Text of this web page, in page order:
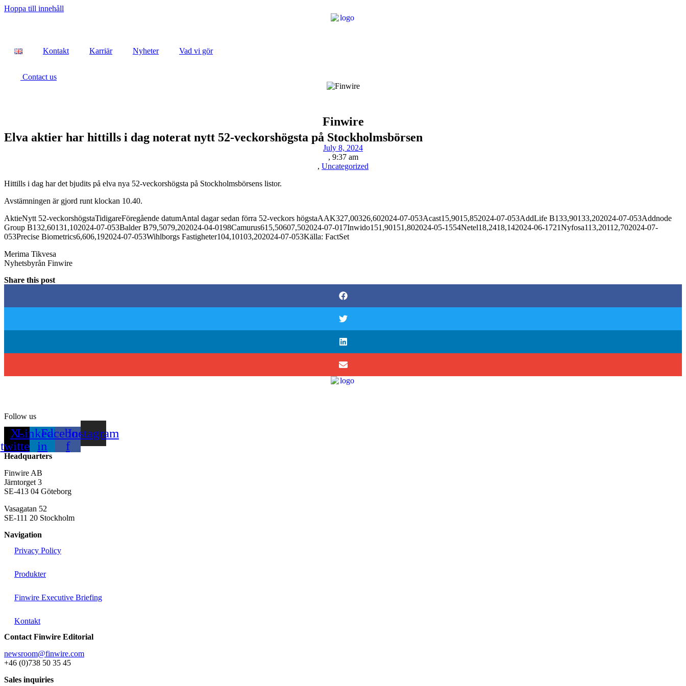
Hoppa till innehåll
Kontakt Karriär Nyheter Vad vi gör
Contact us
Finwire
Elva aktier har hittills i dag noterat nytt 52-veckorshögsta på Stockholmsbörsen
July 8, 2024
, 9:37 am
, Uncategorized
Hittills i dag har det bjudits på elva nya 52-veckorshögsta på Stockholmsbörsens listor.
Avstämningen är gjord runt klockan 10.40.
AktieNytt 52-veckorshögstaTidigareFöregående datumAntal dagar sedan förra 52-veckors högstaAAK327,00326,602024-07-053Acast15,9015,852024-07-053AddLife B133,90133,202024-07-053Addnode
Group B132,60131,102024-07-053Balder B79,5079,202024-04-0198Camurus615,50607,502024-07-017Inwido151,90151,802024-05-1554Netel18,2418,142024-06-1721Nyfosa113,20112,702024-07-
053Precise Biometrics6,606,192024-07-053Wihlborgs Fastigheter104,10103,202024-07-053Källa: FactSet
Merima Tikvesa
Nyhetsbyrån Finwire
Share this post
Follow us
X-
twitter
Linkedin-
in
Facebook-
f
Instagram
Headquarters
Finwire AB
Järntorget 3
SE-413 04 Göteborg
Vasagatan 52
SE-111 20 Stockholm
Navigation
Privacy Policy
Produkter
Finwire Executive Briefing
Kontakt
Contact Finwire Editorial
newsroom@finwire.com
+46 (0)738 50 35 45
Sales inquiries